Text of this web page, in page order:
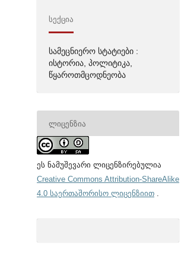
ᲡᲔᲥᲪᲘᲐ
სამეცნიერო სტატიები :
ისტორია, პოლიტიკა,
წყაროთმცოდნეობა
ᲚᲘᲪᲔᲜᲖᲘᲐ
ეს ნამუშევარი ლიცენზირებულია
Creative Commons Attribution-ShareAlike
4.0 საერთაშორისო ლიცენზიით .